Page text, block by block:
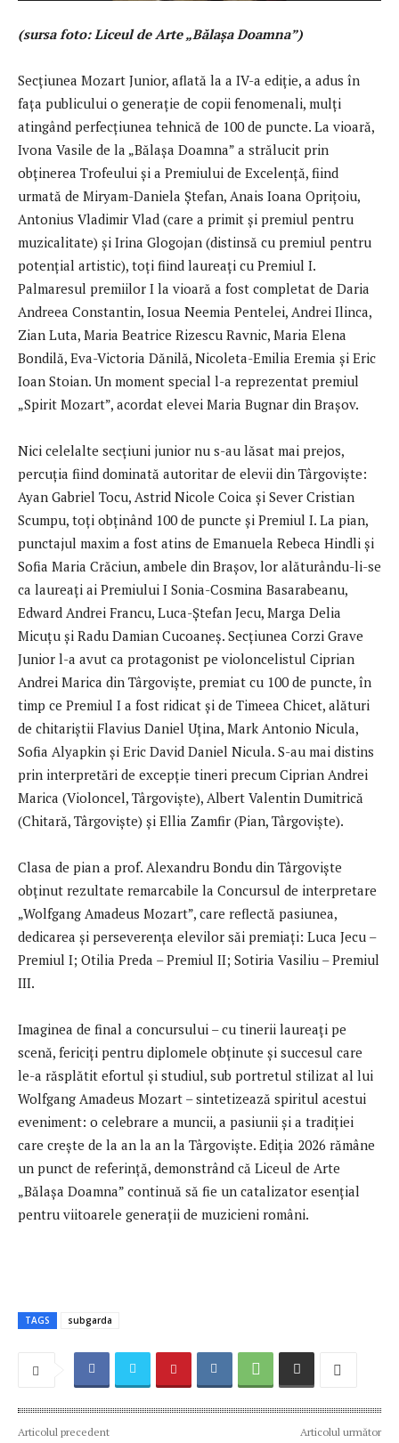
(sursa foto: Liceul de Arte „Bălașa Doamna”)
Secțiunea Mozart Junior, aflată la a IV-a ediție, a adus în
fața publicului o generație de copii fenomenali, mulți
atingând perfecțiunea tehnică de 100 de puncte. La vioară,
Ivona Vasile de la „Bălașa Doamna” a strălucit prin
obținerea Trofeului și a Premiului de Excelență, fiind
urmată de Miryam-Daniela Ștefan, Anais Ioana Oprițoiu,
Antonius Vladimir Vlad (care a primit și premiul pentru
muzicalitate) și Irina Glogojan (distinsă cu premiul pentru
potențial artistic), toți fiind laureați cu Premiul I.
Palmaresul premiilor I la vioară a fost completat de Daria
Andreea Constantin, Iosua Neemia Pentelei, Andrei Ilinca,
Zian Luta, Maria Beatrice Rizescu Ravnic, Maria Elena
Bondilă, Eva-Victoria Dănilă, Nicoleta-Emilia Eremia și Eric
Ioan Stoian. Un moment special l-a reprezentat premiul
„Spirit Mozart”, acordat elevei Maria Bugnar din Brașov.
Nici celelalte secțiuni junior nu s-au lăsat mai prejos,
percuția fiind dominată autoritar de elevii din Târgoviște:
Ayan Gabriel Tocu, Astrid Nicole Coica și Sever Cristian
Scumpu, toți obținând 100 de puncte și Premiul I. La pian,
punctajul maxim a fost atins de Emanuela Rebeca Hindli și
Sofia Maria Crăciun, ambele din Brașov, lor alăturându-li-se
ca laureați ai Premiului I Sonia-Cosmina Basarabeanu,
Edward Andrei Francu, Luca-Ștefan Jecu, Marga Delia
Micuțu și Radu Damian Cucoaneș. Secțiunea Corzi Grave
Junior l-a avut ca protagonist pe violoncelistul Ciprian
Andrei Marica din Târgoviște, premiat cu 100 de puncte, în
timp ce Premiul I a fost ridicat și de Timeea Chicet, alături
de chitariștii Flavius Daniel Uțina, Mark Antonio Nicula,
Sofia Alyapkin și Eric David Daniel Nicula. S-au mai distins
prin interpretări de excepție tineri precum Ciprian Andrei
Marica (Violoncel, Târgoviște), Albert Valentin Dumitrică
(Chitară, Târgoviște) și Ellia Zamfir (Pian, Târgoviște).
Clasa de pian a prof. Alexandru Bondu din Târgoviște
obținut rezultate remarcabile la Concursul de interpretare
„Wolfgang Amadeus Mozart”, care reflectă pasiunea,
dedicarea și perseverența elevilor săi premiați: Luca Jecu –
Premiul I; Otilia Preda – Premiul II; Sotiria Vasiliu – Premiul
III.
Imaginea de final a concursului – cu tinerii laureați pe
scenă, fericiți pentru diplomele obținute și succesul care
le-a răsplătit efortul și studiul, sub portretul stilizat al lui
Wolfgang Amadeus Mozart – sintetizează spiritul acestui
eveniment: o celebrare a muncii, a pasiunii și a tradiției
care crește de la an la an la Târgoviște. Ediția 2026 rămâne
un punct de referință, demonstrând că Liceul de Arte
„Bălașa Doamna” continuă să fie un catalizator esențial
pentru viitoarele generații de muzicieni români.
TAGS subgarda
Articolul precedent Articolul următor